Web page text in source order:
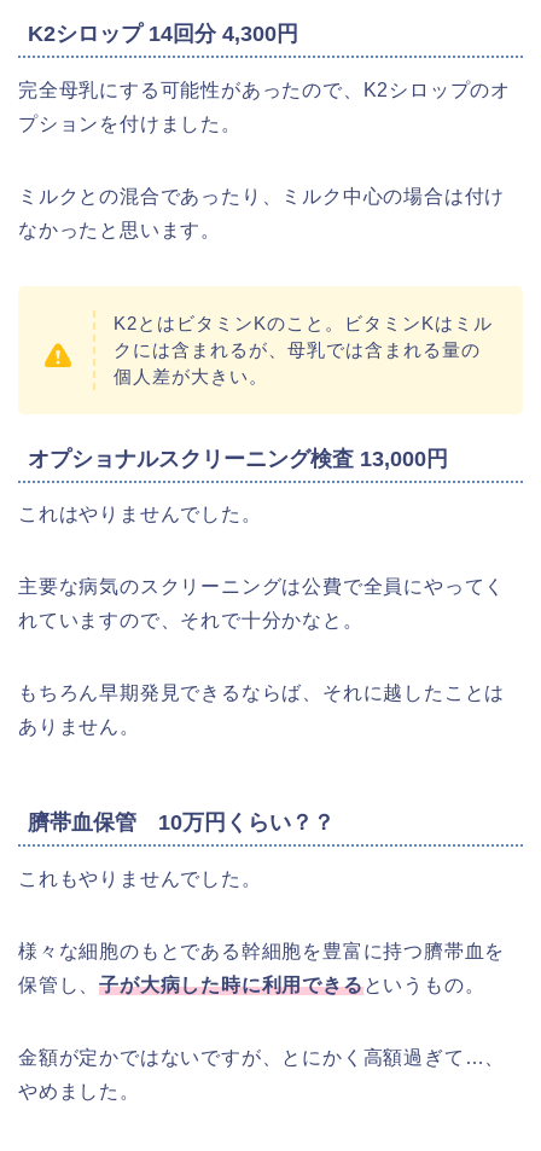
K2シロップ 14回分 4,300円
完全母乳にする可能性があったので、K2シロップのオ
プションを付けました。
ミルクとの混合であったり、ミルク中心の場合は付け
なかったと思います。
K2とはビタミンKのこと。ビタミンKはミル
クには含まれるが、母乳では含まれる量の
個人差が大きい。
オプショナルスクリーニング検査 13,000円
これはやりませんでした。
主要な病気のスクリーニングは公費で全員にやってく
れていますので、それで十分かなと。
もちろん早期発見できるならば、それに越したことは
ありません。
臍帯血保管 10万円くらい？？
これもやりませんでした。
様々な細胞のもとである幹細胞を豊富に持つ臍帯血を
保管し、子が大病した時に利用できるというもの。
金額が定かではないですが、とにかく高額過ぎて…、
やめました。